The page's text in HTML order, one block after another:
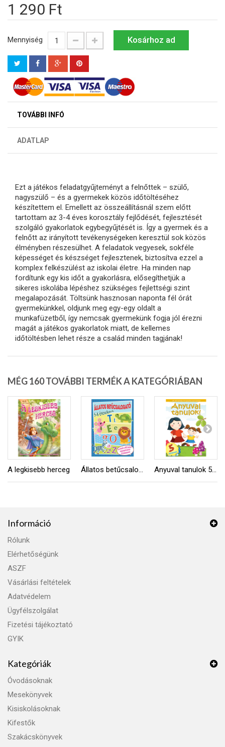
1 290 Ft
Mennyiség Kosárhoz ad
TOVÁBBI INFÓ
ADATLAP
Ezt a játékos feladatgyűjteményt a felnőttek – szülő,
nagyszülő – és a gyermekek közös időtöltéséhez
készítettem el. Emellett az összeállításnál szem előtt
tartottam az 3-4 éves korosztály fejlődését, fejlesztését
szolgáló gyakorlatok egybegyűjtését is. Így a gyermek és a
felnőtt az irányított tevékenységeken keresztül sok közös
élményben részesülhet. A feladatok vegyesek, sokféle
képességet és készséget fejlesztenek, biztosítva ezzel a
komplex felkészülést az iskolai életre. Ha minden nap
fordítunk egy kis időt a gyakorlásra, elősegíthetjük a
sikeres iskolába lépéshez szükséges fejlettségi szint
megalapozását. Töltsünk hasznosan naponta fél órát
gyermekünkkel, oldjunk meg egy-egy oldalt a
munkafüzetből, így nemcsak gyermekünk fogja jól érezni
magát a játékos gyakorlatok miatt, de kellemes
időtöltésben lehet része a család minden tagjának!
MÉG 160 TOVÁBBI TERMÉK A KATEGÓRIÁBAN
A legkisebb herceg Állatos betűcsalogató Anyuval tanulok 5 éveseknek
Információ
Rólunk
Elérhetőségünk
ASZF
Vásárlási feltételek
Adatvédelem
Ügyfélszolgálat
Fizetési tájékoztató
GYIK
Kategóriák
Óvodásoknak
Mesekönyvek
Kisiskolásoknak
Kifestők
Szakácskönyvek